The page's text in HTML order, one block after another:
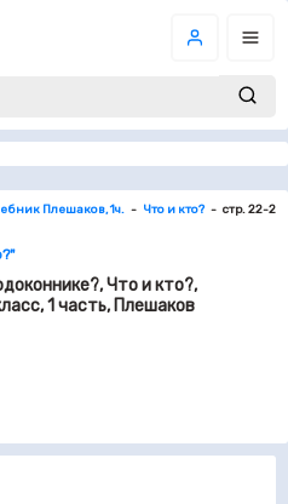
Плешаков, 1ч. Что и кто? стр. 22-23
Что и кто?,
1 часть, Плешаков